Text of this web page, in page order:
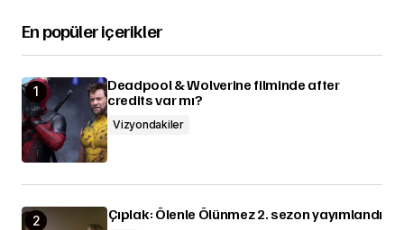
En popüler içerikler
Deadpool & Wolverine filminde after
credits var mı?
Vizyondakiler
Çıplak: Ölenle Ölünmez 2. sezon yayımlandı